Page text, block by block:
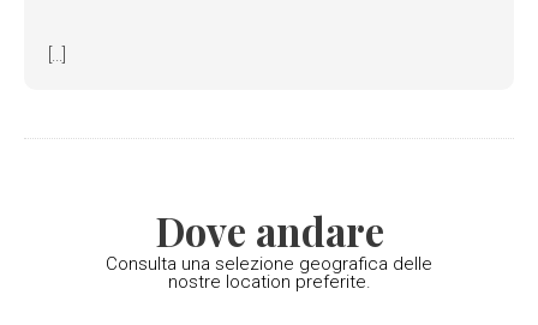
[...]
Dove andare
Consulta una selezione geografica delle
nostre location preferite.